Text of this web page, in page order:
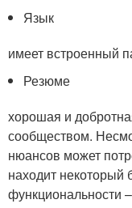
Язык
имеет встроенный
Резюме
хорошая и
сообществом.
нюансов может
находит некоторый
функциональности